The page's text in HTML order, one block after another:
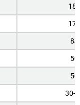
188
170
84
50
50
30-